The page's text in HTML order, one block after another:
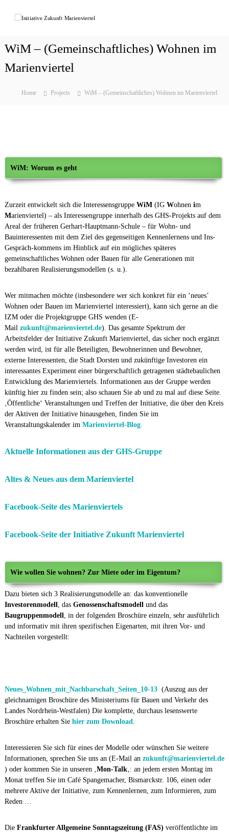
i
t
t
u
f
t
M
a
r
i
v
i
e
r
t
e
l
WiM – (Gemeinschaftliches) Wohnen im
Marienviertel
Home Projects WiM – (Gemeinschaftliches) Wohnen im Marienviertel
WiM: Worum es geht
Zurzeit entwickelt sich die Interessensgruppe WiM(IG Wohnen im
Marienviertel) – als Interessengruppe innerhalb des GHS-Projekts auf dem
Areal der früheren Gerhart-Hauptmann-Schule – für Wohn- und
Bauinteressenten mit dem Ziel des gegenseitigen Kennenlernens und Ins-
Gespräch-kommens im Hinblick auf ein mögliches späteres
gemeinschaftliches Wohnen oder Bauen für alle Generationen mit
bezahlbaren Realisierungsmodellen (s. u.).
Wer mitmachen möchte (insbesondere wer sich konkret für ein ‘neues’
Wohnen oder Bauen im Marienviertel interessiert), kann sich gerne an die
IZM oder die Projektgruppe GHS wenden (E-
Mail zukunft@marienviertel.de). Das gesamte Spektrum der
Arbeitsfelder der Initiative Zukunft Marienviertel, das sicher noch ergänzt
werden wird, ist für alle Beteiligten, Bewohnerinnen und Bewohner,
externe Interessenten, die Stadt Dorsten und zukünftige Investoren ein
interessantes Experiment einer bürgerschaftlich getragenen städtebaulichen
Entwicklung des Marienviertels. Informationen aus der Gruppe werden
künftig hier zu finden sein; also schauen Sie ab und zu mal auf diese Seite.
‚Öffentliche‘ Veranstaltungen und Treffen der Initiative, die über den Kreis
der Aktiven der Initiative hinausgehen, finden Sie im
Veranstaltungskalender im Marienviertel-Blog.
Aktuelle Informationen aus der GHS-Gruppe
Altes & Neues aus dem Marienviertel
Facebook-Seite des Marienviertels
Facebook-Seite der Initiative Zukunft Marienviertel
Wie wollen Sie wohnen? Zur Miete oder im Eigentum?
Dazu bieten sich 3 Realisierungsmodelle an: das konventionelle
Investorenmodell, das Genossenschaftsmodellund das
Baugruppenmodell, in der folgenden Broschüre einzeln, sehr ausführlich
und informativ mit ihren spezifischen Eigenarten, mit ihren Vor- und
Nachteilen vorgestellt:
Neues_Wohnen_mit_Nachbarschaft_Seiten_10-13 (Auszug aus der
gleichnamigen Broschüre des Ministeriums für Bauen und Verkehr des
Landes Nordrhein-Westfalen) Die komplette, durchaus lesenswerte
Broschüre erhalten Sie hier zum Download.
Interessieren Sie sich für eines der Modelle oder wünschen Sie weitere
Informationen, sprechen Sie uns an (E-Mail an zukunft@marienviertel.de
) oder kommen Sie in unseren ‚Mon-Talk‚: an jedem ersten Montag im
Monat treffen Sie im Café Spangemacher, Bismarckstr. 106, einen oder
mehrere Aktive der Initiative, zum Kennenlernen, zum Informieren, zum
Reden …
Die Frankfurter Allgemeine Sonntagszeitung (FAS) veröffentlichte im